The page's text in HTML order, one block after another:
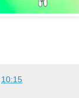
10:15